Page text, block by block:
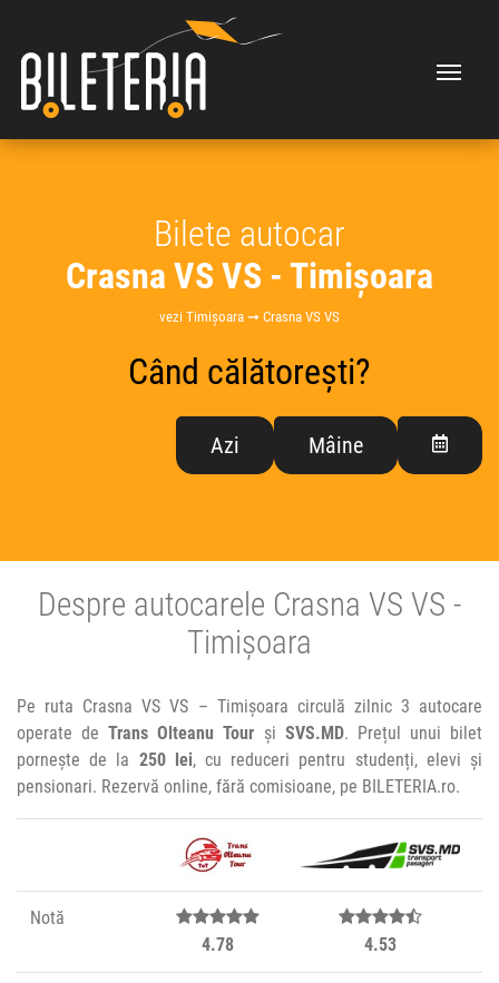
Bilete autocar
Crasna VS VS - Timișoara
vezi Timișoara ➞ Crasna VS VS
Când călătorești?
Azi Mâine
Despre autocarele Crasna VS VS -
Timișoara
Pe ruta Crasna VS VS – Timișoara circulă zilnic 3 autocare
operate deTrans Olteanu Tour și SVS.MD. Prețul unui bilet
pornește de la 250 lei, cu reduceri pentru studenți, elevi și
pensionari. Rezervă online, fără comisioane, pe BILETERIA.ro.
Notă
4.78
4.53